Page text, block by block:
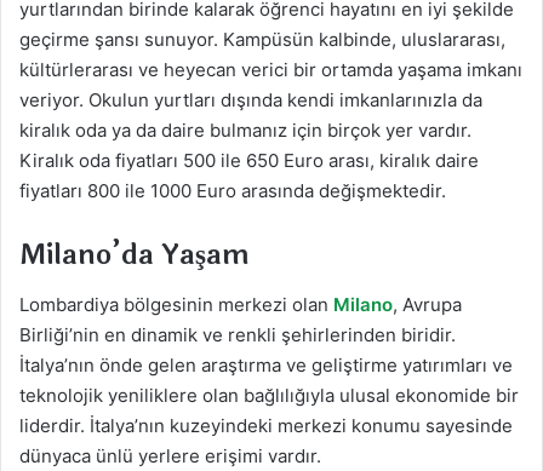
yurtlarından birinde kalarak öğrenci hayatını en iyi şekilde
geçirme şansı sunuyor. Kampüsün kalbinde, uluslararası,
kültürlerarası ve heyecan verici bir ortamda yaşama imkanı
veriyor. Okulun yurtları dışında kendi imkanlarınızla da
kiralık oda ya da daire bulmanız için birçok yer vardır.
Kiralık oda fiyatları 500 ile 650 Euro arası, kiralık daire
fiyatları 800 ile 1000 Euro arasında değişmektedir.
Milano’da Yaşam
Lombardiya bölgesinin merkezi olan Milano, Avrupa
Birliği’nin en dinamik ve renkli şehirlerinden biridir.
İtalya’nın önde gelen araştırma ve geliştirme yatırımları ve
teknolojik yeniliklere olan bağlılığıyla ulusal ekonomide bir
liderdir. İtalya’nın kuzeyindeki merkezi konumu sayesinde
dünyaca ünlü yerlere erişimi vardır.